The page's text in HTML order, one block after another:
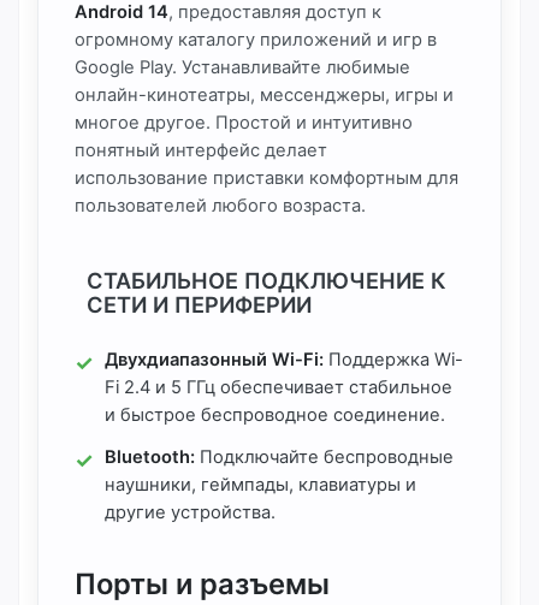
Android 14, предоставляя доступ к
огромному каталогу приложений и игр в
Google Play. Устанавливайте любимые
онлайн-кинотеатры, мессенджеры, игры и
многое другое. Простой и интуитивно
понятный интерфейс делает
использование приставки комфортным для
пользователей любого возраста.
СТАБИЛЬНОЕ ПОДКЛЮЧЕНИЕ К
СЕТИ И ПЕРИФЕРИИ
Двухдиапазонный Wi-Fi: Поддержка Wi-
Fi 2.4 и 5 ГГц обеспечивает стабильное
и быстрое беспроводное соединение.
Bluetooth: Подключайте беспроводные
наушники, геймпады, клавиатуры и
другие устройства.
Порты и разъемы